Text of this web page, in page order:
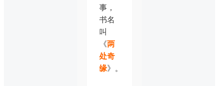
事，
书名
叫
《两
处奇
缘》。